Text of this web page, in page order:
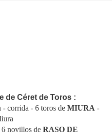
de Céret de Toros :
corrida - 6 toros de MIURA -
novillos de RASO DE